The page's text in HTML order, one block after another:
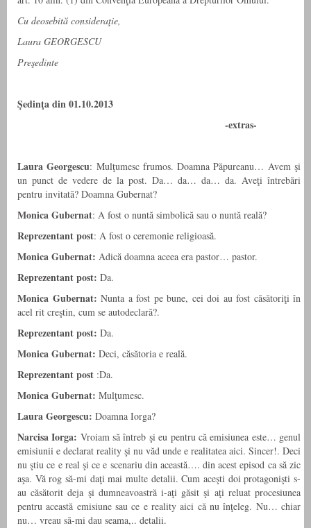
Cu deosebită consideraţie,
Laura GEORGESCU
Preşedinte
Şedinţa din 01.10.2013
-extras-
Laura Georgescu: Mulţumesc frumos. Doamna Păpureanu… Avem şi
un punct de vedere de la post. Da… da… da… da. Aveţi întrebări
pentru invitată? Doamna Gubernat?
Monica Gubernat: A fost o nuntă simbolică sau o nuntă reală?
Reprezentant post: A fost o ceremonie religioasă.
Monica Gubernat: Adică doamna aceea era pastor… pastor.
Reprezentant post: Da.
Monica Gubernat: Nunta a fost pe bune, cei doi au fost căsătoriţi în
acel rit creştin, cum se autodeclară?.
Reprezentant post: Da.
Monica Gubernat: Deci, căsătoria e reală.
Reprezentant post :Da.
Monica Gubernat: Mulţumesc.
Laura Georgescu: Doamna Iorga?
Narcisa Iorga: Vroiam să întreb şi eu pentru că emisiunea este… genul
emisiunii e declarat reality şi nu văd unde e realitatea aici. Sincer!. Deci
nu ştiu ce e real şi ce e scenariu din această…. din acest episod ca să zic
aşa. Vă rog să-mi daţi mai multe detalii. Cum aceşti doi protagonişti s-
au căsătorit deja şi dumneavoastră i-aţi găsit şi aţi reluat procesiunea
pentru această emisiune sau ce e reality aici că nu înţeleg. Nu… chiar
nu… vreau să-mi dau seama,.. detalii.